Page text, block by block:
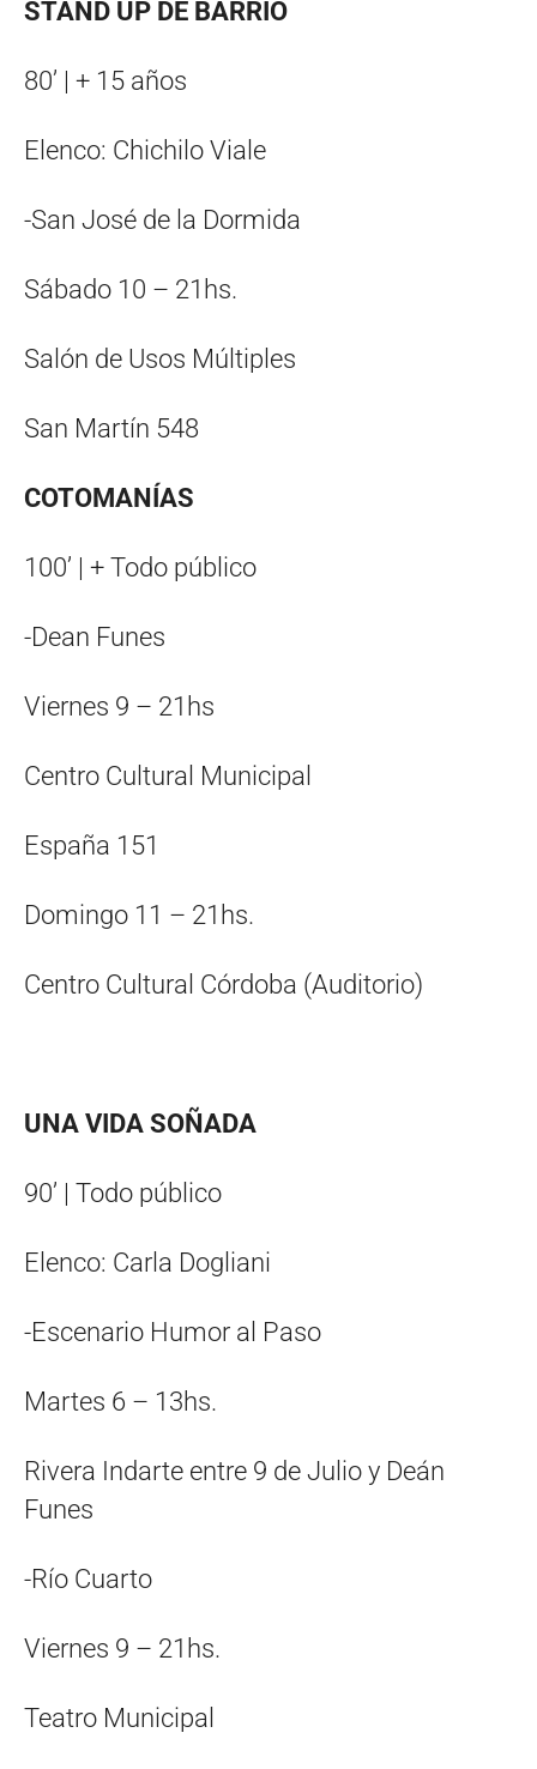
STAND UP DE BARRIO
80’ | + 15 años
Elenco: Chichilo Viale
-San José de la Dormida
Sábado 10 – 21hs.
Salón de Usos Múltiples
San Martín 548
COTOMANÍAS
100’ | + Todo público
-Dean Funes
Viernes 9 – 21hs
Centro Cultural Municipal
España 151
Domingo 11 – 21hs.
Centro Cultural Córdoba (Auditorio)
UNA VIDA SOÑADA
90’ | Todo público
Elenco: Carla Dogliani
-Escenario Humor al Paso
Martes 6 – 13hs.
Rivera Indarte entre 9 de Julio y Deán
Funes
-Río Cuarto
Viernes 9 – 21hs.
Teatro Municipal